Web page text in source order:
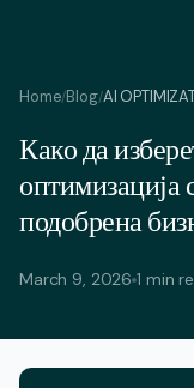
Home/Blog/AI
Како да
оптимизација
подобрена
March 9, 2026 1 min